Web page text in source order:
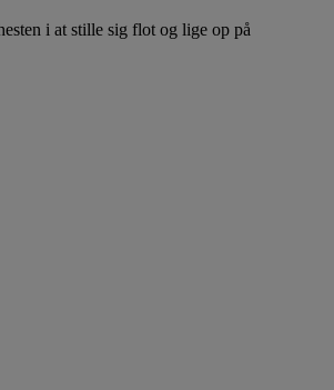
i at stille sig flot og lige op på